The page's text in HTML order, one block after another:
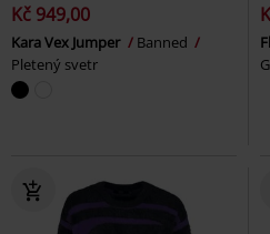
Kč 949,00
Kara Vex Jumper
Banned
Pletený svetr